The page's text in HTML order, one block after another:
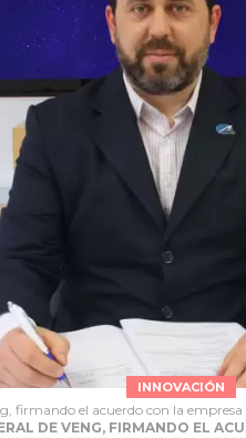
INNOVACIÓN
firmando el acuerdo con la empresa
DE VENG, FIRMANDO EL